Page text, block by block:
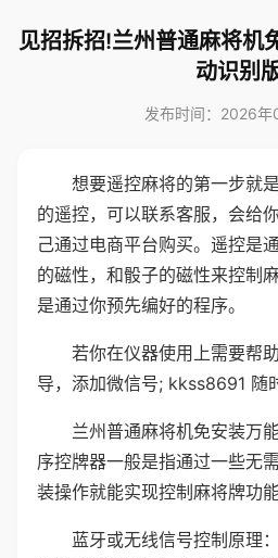
见招拆招!兰州普通麻将机
动识别
发布时间：2026
想要遥控麻将的第一步就
的遥控，可以联系客服，会给
己通过电商平台购买。遥控是
的磁性，和骰子的磁性来控制
是通过你预先编好的程序。
若你在仪器使用上需要帮
导，添加微信号; kkss8691 随
兰州普通麻将机免安装万
序控牌器一般是指通过一些无
装操作就能实现控制麻将牌功
蓝牙或无线信号控制原理